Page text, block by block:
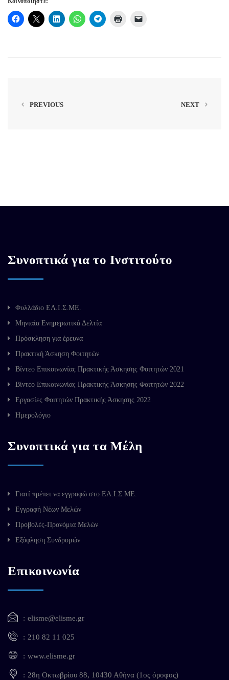
PREVIOUS NEXT
Συνοπτικά για το Ινστιτούτο
Φυλλάδιο ΕΛ.Ι.Σ.ΜΕ.
Μηνιαία Ενημερωτικά Δελτία
Πρόσκληση για έρευνα
Πρακτική Άσκηση Φοιτητών
Βίντεο Επικοινωνίας Πρακτικής Άσκησης Φοιτητών 2021
Βίντεο Επικοινωνίας Πρακτικής Άσκησης Φοιτητών 2022
Εργασίες Φοιτητών Πρακτικής Άσκησης 2022
Ημερολόγιο
Συνοπτικά για τα Μέλη
Γιατί πρέπει να εγγραφώ στο ΕΛ.Ι.Σ.ΜΕ.
Εγγραφή Νέων Μελών
Προβολές-Προνόμια Μελών
Εξόφληση Συνδρομών
Επικοινωνία
elisme@elisme.gr
210 82 11 025
www.elisme.gr
28η Οκτωβρίου 88, 10430 Αθήνα (1ος όροφος)